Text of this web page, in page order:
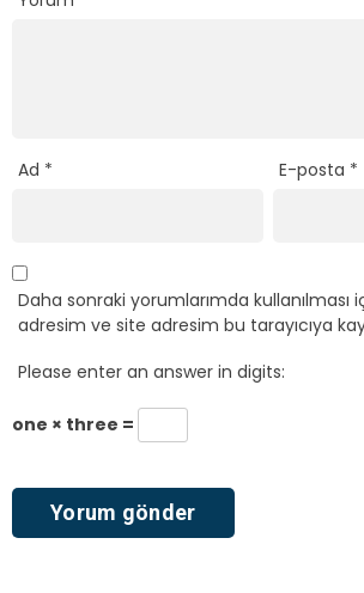
Ad * E-posta *
Daha sonraki yorumlarımda kullanılması
adresim ve site adresim bu tarayıcıya
Please enter an answer in digits:
one × three =